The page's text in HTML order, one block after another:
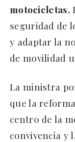
motocicletas.
seguridad de
y adaptar la
de movilidad
La ministra
que la
centro de la
convivencia y